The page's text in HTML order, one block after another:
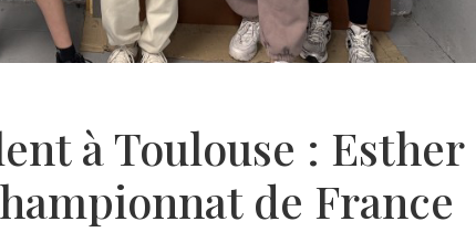
à Toulouse : Esther
de France